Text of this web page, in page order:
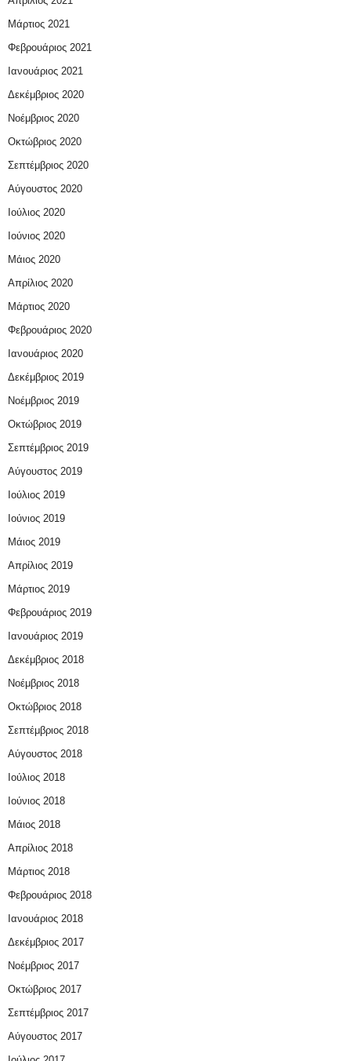
Μάρτιος 2021
Φεβρουάριος 2021
Ιανουάριος 2021
Δεκέμβριος 2020
Νοέμβριος 2020
Οκτώβριος 2020
Σεπτέμβριος 2020
Αύγουστος 2020
Ιούλιος 2020
Ιούνιος 2020
Μάιος 2020
Απρίλιος 2020
Μάρτιος 2020
Φεβρουάριος 2020
Ιανουάριος 2020
Δεκέμβριος 2019
Νοέμβριος 2019
Οκτώβριος 2019
Σεπτέμβριος 2019
Αύγουστος 2019
Ιούλιος 2019
Ιούνιος 2019
Μάιος 2019
Απρίλιος 2019
Μάρτιος 2019
Φεβρουάριος 2019
Ιανουάριος 2019
Δεκέμβριος 2018
Νοέμβριος 2018
Οκτώβριος 2018
Σεπτέμβριος 2018
Αύγουστος 2018
Ιούλιος 2018
Ιούνιος 2018
Μάιος 2018
Απρίλιος 2018
Μάρτιος 2018
Φεβρουάριος 2018
Ιανουάριος 2018
Δεκέμβριος 2017
Νοέμβριος 2017
Οκτώβριος 2017
Σεπτέμβριος 2017
Αύγουστος 2017